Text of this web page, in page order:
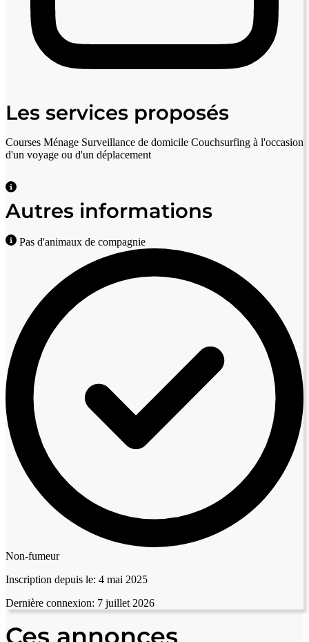
Les services proposés
Courses Ménage Surveillance de domicile Couchsurfing à l'occasion
d'un voyage ou d'un déplacement
Autres informations
Pas d'animaux de compagnie
Non-fumeur
Inscription depuis le: 4 mai 2025
Dernière connexion: 7 juillet 2026